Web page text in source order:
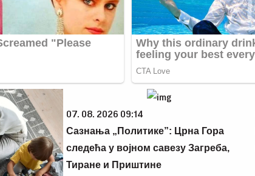
07. 08. 2026 09:14
Сазнања „Политике”: Црна Гора
следећа у војном савезу Загреба,
Тиране и Приштине